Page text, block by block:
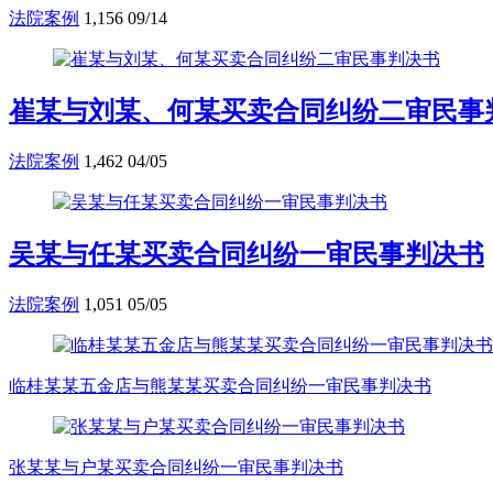
法院案例 1,156 09/14
崔某与刘某、何某买卖合同纠纷二审民事
法院案例 1,462 04/05
吴某与任某买卖合同纠纷一审民事判决书
法院案例 1,051 05/05
临桂某某五金店与熊某某买卖合同纠纷一审民事判决书
张某某与户某买卖合同纠纷一审民事判决书